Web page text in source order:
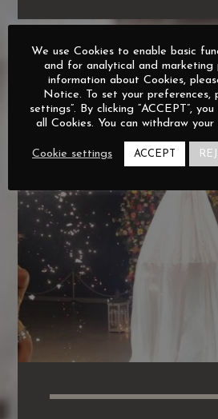
We use Cookies to enable basic
and for analytical and marketing
information about Cookies,
Notice. To set your preferences,
settings”. By clicking “ACCEPT”,
all Cookies. You can withdraw
Cookie settings ACCEPT